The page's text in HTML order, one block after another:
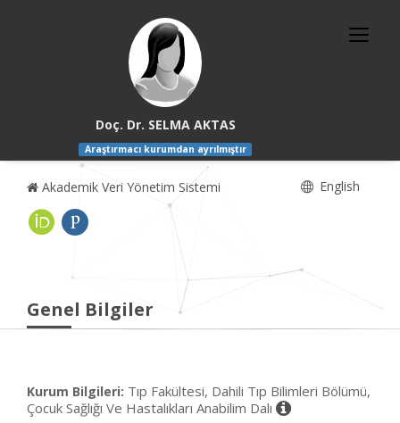
Doç. Dr. SELMA AKTAS
Araştırmacı kurumdan ayrılmıştır
Akademik Veri Yönetim Sistemi English
Genel Bilgiler
Kurum Bilgileri: Tıp Fakültesi, Dahili Tıp Bilimleri Bölümü,
Çocuk Sağlığı Ve Hastalıkları Anabilim Dalı